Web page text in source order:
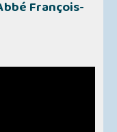
François-